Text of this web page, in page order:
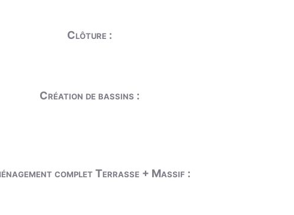
Clôture :
Création de bassins :
complet Terrasse + Massif :